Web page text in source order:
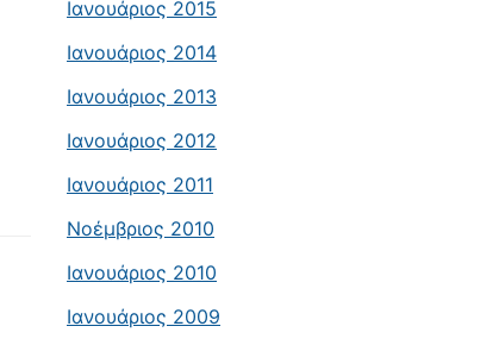
Ιανουάριος 2015
Ιανουάριος 2014
Ιανουάριος 2013
Ιανουάριος 2012
Ιανουάριος 2011
Νοέμβριος 2010
Ιανουάριος 2010
Ιανουάριος 2009